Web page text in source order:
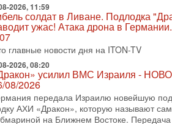
2026, 17:00
закрытых дверей: о чём на
Трамп и Нетаньяху?
визит премьер-министра Израиля
в США и его встреча с
больше вопросов, чем ответов.
07-2026, 15:18
готовит покушение на Нетаниягу!
эскалации, но КСИР готовит
телеканала ITON-TV СЕРГЕЙ
2026, 11:59
солдат в Ливане. Подлодка
ужас! Атака дрона в
главные новости дня на ITON-TV
2026, 08:20
усилил ВМС Израиля -
08/2026
передала Израилю новейшую
АХИ «Дракон», которую называют
на Ближнем Востоке.